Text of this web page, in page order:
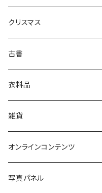
芸術・絵画・写真
絵本・児童書
娯楽・エンターテインメント
クリスマス
古書
古書セット
美術
衣料品
POLEWARDS
Tシャツ
雑貨
バッグ
ブックカバー
オンラインコンテンツ
冒険クロストーク
写真パネル